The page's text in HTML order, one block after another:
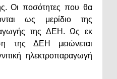
Οι ποσότητες που θα
ως μερίδιο της
της ΔΕΗ. Ως εκ
της ΔΕΗ μειώνεται
ηλεκτροπαραγωγή